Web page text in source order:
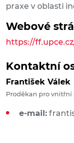
praxe v oblasti
Webové
https://
Kontaktní
František Válek
Proděkan pro vnitřní
e-mail: